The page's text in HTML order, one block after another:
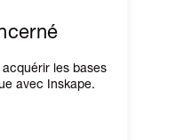
les bases
avec Inskape.